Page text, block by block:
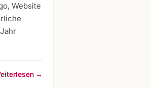
Website
→